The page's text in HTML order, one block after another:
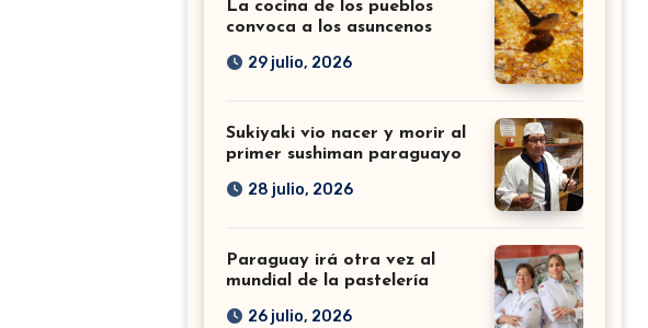
La cocina de los pueblos
convoca a los asuncenos
29 julio, 2026
Sukiyaki vio nacer y morir al
primer sushiman paraguayo
28 julio, 2026
Paraguay irá otra vez al
mundial de la pastelería
26 julio, 2026